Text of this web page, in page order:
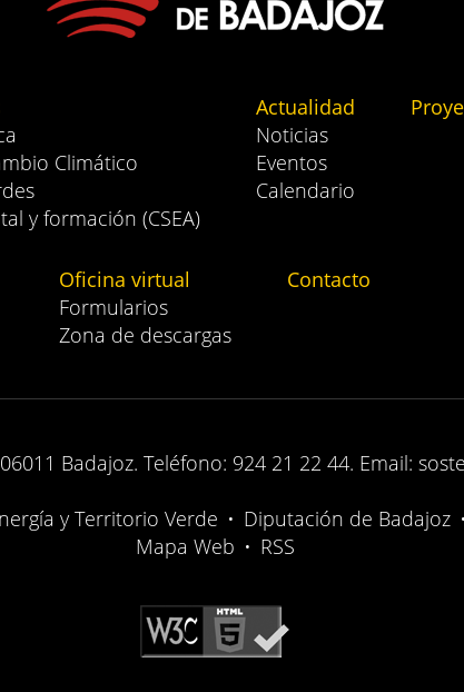
Climático
y formación (CSEA)
Actualidad
Noticias
Eventos
Calendario
Oficina virtual
Formularios
Zona de descargas
Contacto
Badajoz. Teléfono: 924 21 22 44. Email:
y Territorio Verde • Diputación de Badajoz •
Mapa Web • RSS